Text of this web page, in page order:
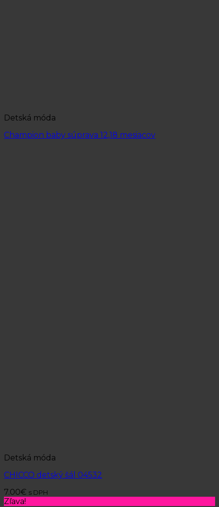
Detská móda
Champion baby súprava 12,18 mesiacov
Detská móda
CHICCO detský šál 04532
7.00€ s DPH
Zľava!